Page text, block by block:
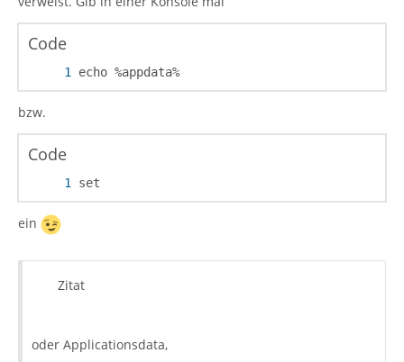
Code
echo %appdata%
bzw.
Code
set
ein
Zitat
oder Applicationsdata,